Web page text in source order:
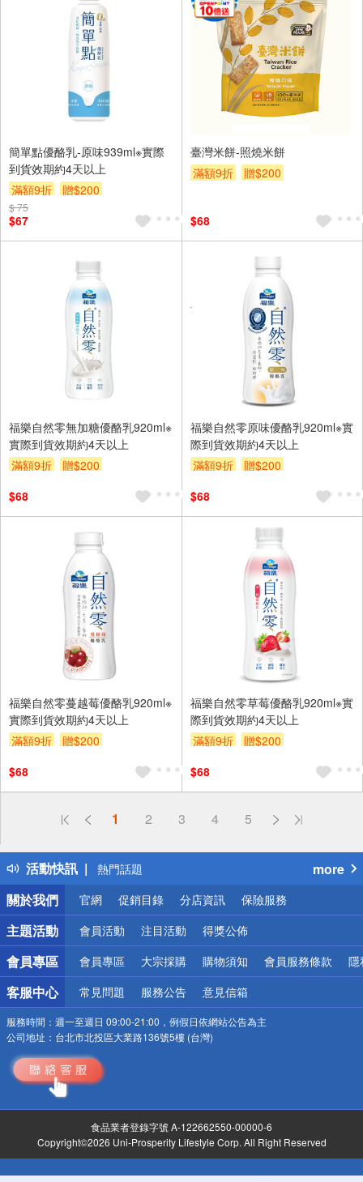
簡單點優酪乳-原味939ml※實際
到貨效期約4天以上
滿額9折
贈$200
$ 75
$67
臺灣米餅-照燒米餅
滿額9折
贈$200
$68
福樂自然零無加糖優酪乳920ml※
實際到貨效期約4天以上
滿額9折
贈$200
$68
福樂自然零原味優酪乳920ml※實
際到貨效期約4天以上
滿額9折
贈$200
$68
福樂自然零蔓越莓優酪乳920ml※
實際到貨效期約4天以上
滿額9折
贈$200
$68
福樂自然零草莓優酪乳920ml※實
際到貨效期約4天以上
滿額9折
贈$200
$68
1 2 3 4 5
活動快訊
偏遠地區配送
得獎公告
熱門話題
銀行優惠
偏遠地區配送
詐騙網頁！請小心！
more
關於我們
官網 促銷目錄 分店資訊 保險服務
主題活動 會員活動 注目活動 得獎公佈
會員專區 會員專區 大宗採購 購物須知 會員服務條款 隱
客服中心 常見問題 服務公告 意見信箱
服務時間： 週一至週日 09:00-21:00，例假日依網站公告為主
公司地址： 台北市北投區大業路136號5樓 (台灣)
食品業者登錄字號 A-122662550-00000-6
Copyright©2026 Uni-Prosperity Lifestyle Corp. All Right Reserved